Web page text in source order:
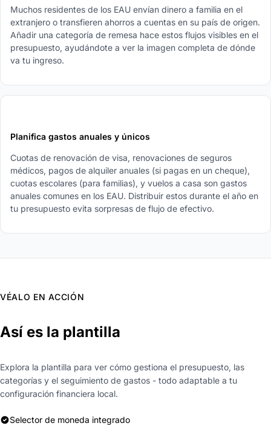
Muchos residentes de los EAU envían dinero a familia en el
extranjero o transfieren ahorros a cuentas en su país de origen.
Añadir una categoría de remesa hace estos flujos visibles en el
presupuesto, ayudándote a ver la imagen completa de dónde
va tu ingreso.
Planifica gastos anuales y únicos
Cuotas de renovación de visa, renovaciones de seguros
médicos, pagos de alquiler anuales (si pagas en un cheque),
cuotas escolares (para familias), y vuelos a casa son gastos
anuales comunes en los EAU. Distribuir estos durante el año en
tu presupuesto evita sorpresas de flujo de efectivo.
VÉALO EN ACCIÓN
Así es la plantilla
Explora la plantilla para ver cómo gestiona el presupuesto, las
categorías y el seguimiento de gastos - todo adaptable a tu
configuración financiera local.
Selector de moneda integrado